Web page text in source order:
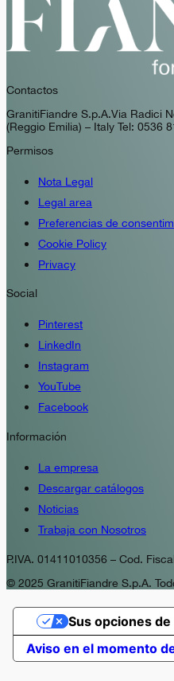
Contactos
GranitiFiandre S.p.A. Via Radici
(Reggio Emilia) – Italy Tel: 0536
Permisos
Nota Legal
Legal area
Preferencias de
Cookie Policy
Privacy
Social
Pinterest
LinkedIn
Instagram
YouTube
Facebook
Información
La empresa
Descargar catálogos
Noticias
Trabaja con Nosotros
P.IVA. 01411010356 – Cod.
© 2025 GranitiFiandre S.p.A.
Aviso en el momento
Sus opciones